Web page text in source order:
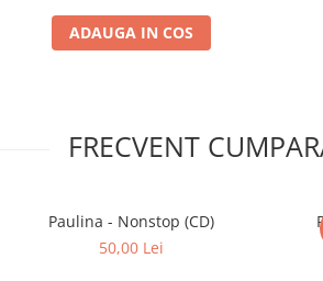
ADAUGA IN COS
FRECVENT
Paulina - Nonstop (CD)
50,00 Lei